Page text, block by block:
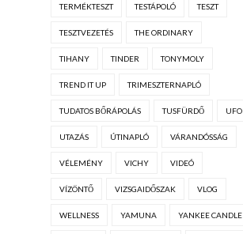
TERMÉKTESZT TESTÁPOLÓ TESZT
TESZTVEZETÉS THE ORDINARY
TIHANY TINDER TONYMOLY
TREND IT UP TRIMESZTERNAPLÓ
TUDATOS BŐRÁPOLÁS TUSFÜRDŐ UFO
UTAZÁS ÚTINAPLÓ VÁRANDÓSSÁG
VÉLEMÉNY VICHY VIDEÓ
VÍZÖNTŐ VIZSGAIDŐSZAK VLOG
WELLNESS YAMUNA YANKEE CANDLE